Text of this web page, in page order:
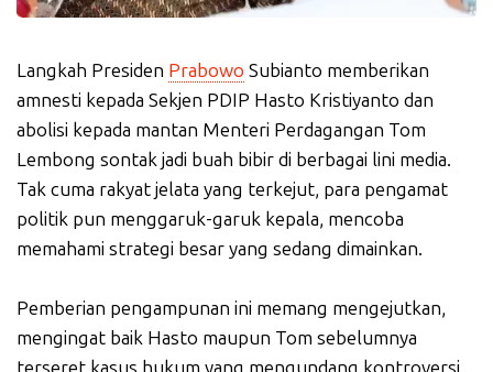
Langkah Presiden Prabowo Subianto memberikan
amnesti kepada Sekjen PDIP Hasto Kristiyanto dan
abolisi kepada mantan Menteri Perdagangan Tom
Lembong sontak jadi buah bibir di berbagai lini media.
Tak cuma rakyat jelata yang terkejut, para pengamat
politik pun menggaruk-garuk kepala, mencoba
memahami strategi besar yang sedang dimainkan.
Pemberian pengampunan ini memang mengejutkan,
mengingat baik Hasto maupun Tom sebelumnya